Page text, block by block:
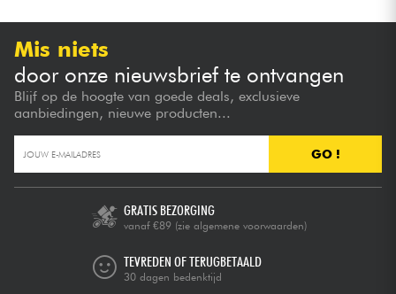
Mis niets
door onze nieuwsbrief te ontvangen
Blijf op de hoogte van goede deals, exclusieve
aanbiedingen, nieuwe producten...
GO !
GRATIS BEZORGING
vanaf €89 (zie algemene voorwaarden)
TEVREDEN OF TERUGBETAALD
30 dagen bedenktijd